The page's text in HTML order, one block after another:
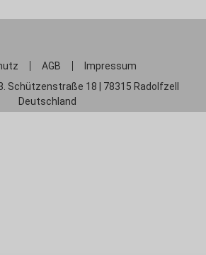
AGB
Impressum
Schützenstraße 18 | 78315 Radolfzell
Deutschland